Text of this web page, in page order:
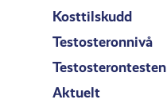
Kosttilskudd
Testosteronnivå
Testosterontesten
Aktuelt